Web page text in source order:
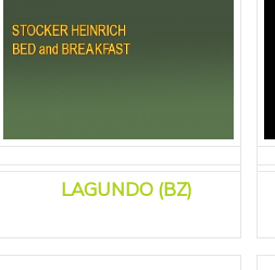
LAGUNDO (BZ)